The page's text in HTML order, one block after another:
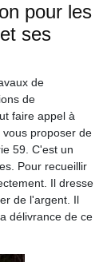
pour les
ses
de
de
faire appel à
proposer de
59. C'est un
Pour recueillir
Il dresse
de l'argent. Il
délivrance de ce